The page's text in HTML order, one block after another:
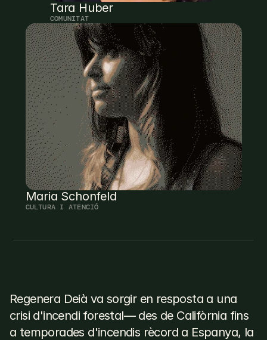
Tara Huber
COMUNITAT
Maria Schonfeld
CULTURA I ATENCIÓ
Elfocvaencendreaquestmovimen
Regenera Deià va sorgir en resposta a una
crisi d'incendi forestal— des de Califòrnia fins
a temporades d'incendis rècord a Espanya, la